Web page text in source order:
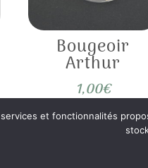
Bougeoir
Arthur
1,00€
et fonctionnalités